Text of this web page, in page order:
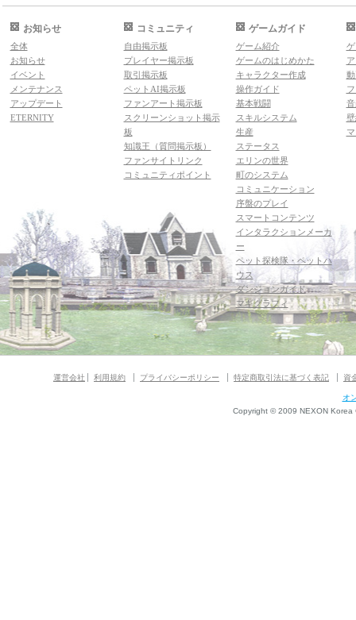
お知らせ
全体
お知らせ
イベント
メンテナンス
アップデート
ETERNITY
コミュニティ
自由掲示板
プレイヤー掲示板
取引掲示板
ペットAI掲示板
ファンアート掲示板
スクリーンショット掲示
板
知識王（質問掲示板）
ファンサイトリンク
コミュニティポイント
ゲームガイド
ゲーム紹介
ゲームのはじめかた
キャラクター作成
操作ガイド
基本戦闘
スキルシステム
生産
ステータス
エリンの世界
町のシステム
コミュニケーション
序盤のプレイ
スマートコンテンツ
インタラクションメーカ
ー
ペット探検隊・ペットハ
ウス
ダンジョンガイド
マギグラフィ
運営会社 利用規約 プライバシーポリシー 特定商取引法に基づく表記 資
オ
Copyright © 2009 NEXON Korea